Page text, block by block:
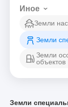
Иное
Земли
Земли
Земли
объектов
Земли